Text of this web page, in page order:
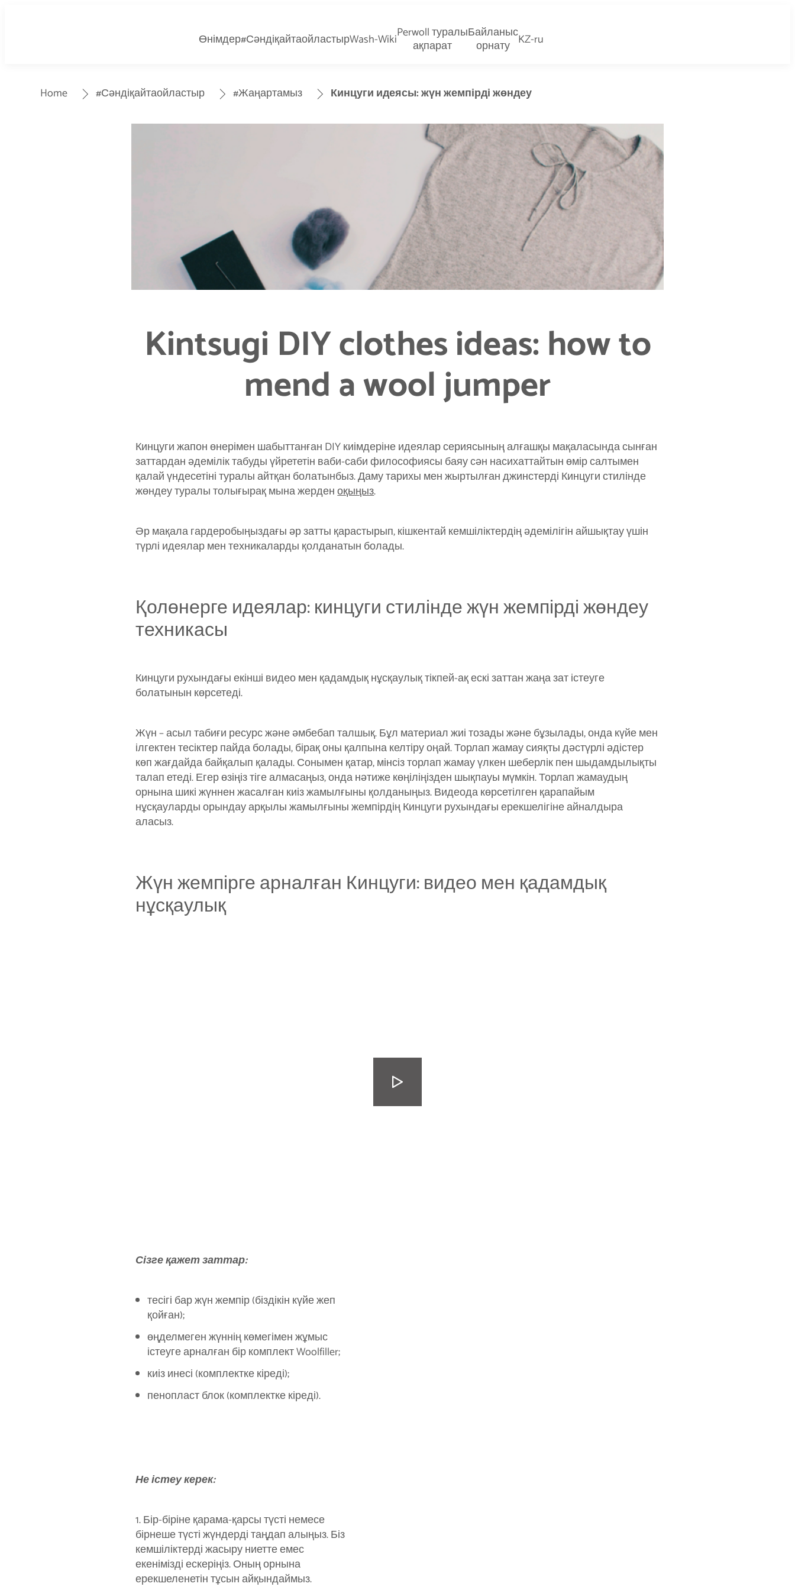
Өнімдер#СәндіқайтаойластырWash-WikiPerwoll туралы
ақпарат
Байланыс
орнату KZ-ru
Home #Сәндіқайтаойластыр #Жаңартамыз Кинцуги идеясы: жүн жемпірді жөндеу
Kintsugi DIY clothes ideas: how to
mend a wool jumper
Кинцуги жапон өнерімен шабыттанған DIY киімдеріне идеялар сериясының алғашқы мақаласында сынған
заттардан әдемілік табуды үйрететін ваби-саби философиясы баяу сән насихаттайтын өмір салтымен
қалай үндесетіні туралы айтқан болатынбыз. Даму тарихы мен жыртылған джинстерді Кинцуги стилінде
жөндеу туралы толығырақ мына жерденоқыңыз.
Әр мақала гардеробыңыздағы әр затты қарастырып, кішкентай кемшіліктердің әдемілігін айшықтау үшін
түрлі идеялар мен техникаларды қолданатын болады.
Қолөнерге идеялар: кинцуги стилінде жүн жемпірді жөндеу
техникасы
Кинцуги рухындағы екінші видео мен қадамдық нұсқаулық тікпей-ақ ескі заттан жаңа зат істеуге
болатынын көрсетеді.
Жүн – асыл табиғи ресурс және әмбебап талшық. Бұл материал жиі тозады және бұзылады, онда күйе мен
ілгектен тесіктер пайда болады, бірақ оны қалпына келтіру оңай. Торлап жамау сияқты дәстүрлі әдістер
көп жағдайда байқалып қалады. Сонымен қатар, мінсіз торлап жамау үлкен шеберлік пен шыдамдылықты
талап етеді. Егер өзіңіз тіге алмасаңыз, онда нәтиже көңіліңізден шықпауы мүмкін. Торлап жамаудың
орнына шикі жүннен жасалған киіз жамылғыны қолданыңыз. Видеода көрсетілген қарапайым
нұсқауларды орындау арқылы жамылғыны жемпірдің Кинцуги рухындағы ерекшелігіне айналдыра
аласыз.
Жүн жемпірге арналған Кинцуги: видео мен қадамдық
нұсқаулық
Сізге қажет заттар:
тесігі бар жүн жемпір (біздікін күйе жеп
қойған);
өңделмеген жүннің көмегімен жұмыс
істеуге арналған бір комплект Woolfiller;
киіз инесі (комплектке кіреді);
пенопласт блок (комплектке кіреді).
Не істеу керек:
1. Бір-біріне қарама-қарсы түсті немесе
бірнеше түсті жүндерді таңдап алыңыз. Біз
кемшіліктерді жасыру ниетте емес
екенімізді ескеріңіз. Оның орнына
ерекшеленетін тұсын айқындаймыз.